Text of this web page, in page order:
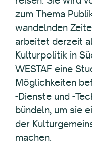
zum Thema
wandelnden
arbeitet derzeit
Kulturpolitik in
WESTAF eine
Möglichkeiten
-Dienste und -
bündeln, um sie
der
machen.